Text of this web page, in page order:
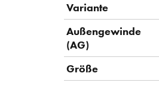
Variante
Außengewinde
(AG)
Größe